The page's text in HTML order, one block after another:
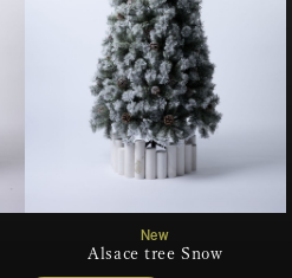
Alsace tree Snow